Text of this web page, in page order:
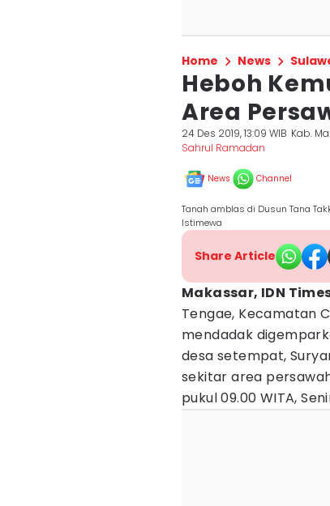
Home News
Heboh
Area
24 Des 2019, 13:09 WIB Kab.
Sahrul Ramadan
News Channel
Tanah amblas di Dusun Tana
Istimewa
Share Article
Makassar, IDN
Tengae, Kecamatan
mendadak
desa setempat,
sekitar area
pukul 09.00 WITA,